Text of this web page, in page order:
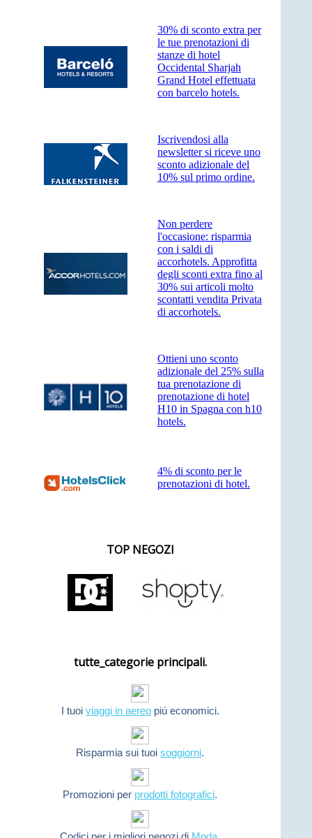
30% di sconto extra per
le tue prenotazioni di
stanze di hotel
Occidental Sharjah
Grand Hotel effettuata
con barcelo hotels.
Iscrivendosi alla
newsletter si riceve uno
sconto adizionale del
10% sul primo ordine.
Non perdere
l'occasione: risparmia
con i saldi di
accorhotels. Approfitta
degli sconti extra fino al
30% sui articoli molto
scontatti vendita Privata
di accorhotels.
Ottieni uno sconto
adizionale del 25% sulla
tua prenotazione di
prenotazione di hotel
H10 in Spagna con h10
hotels.
4% di sconto per le
prenotazioni di hotel.
TOP NEGOZI
tutte_categorie principali.
I tuoi viaggi in aereopiú economici.
Risparmia sui tuoisoggiorni.
Promozioni per prodotti fotografici.